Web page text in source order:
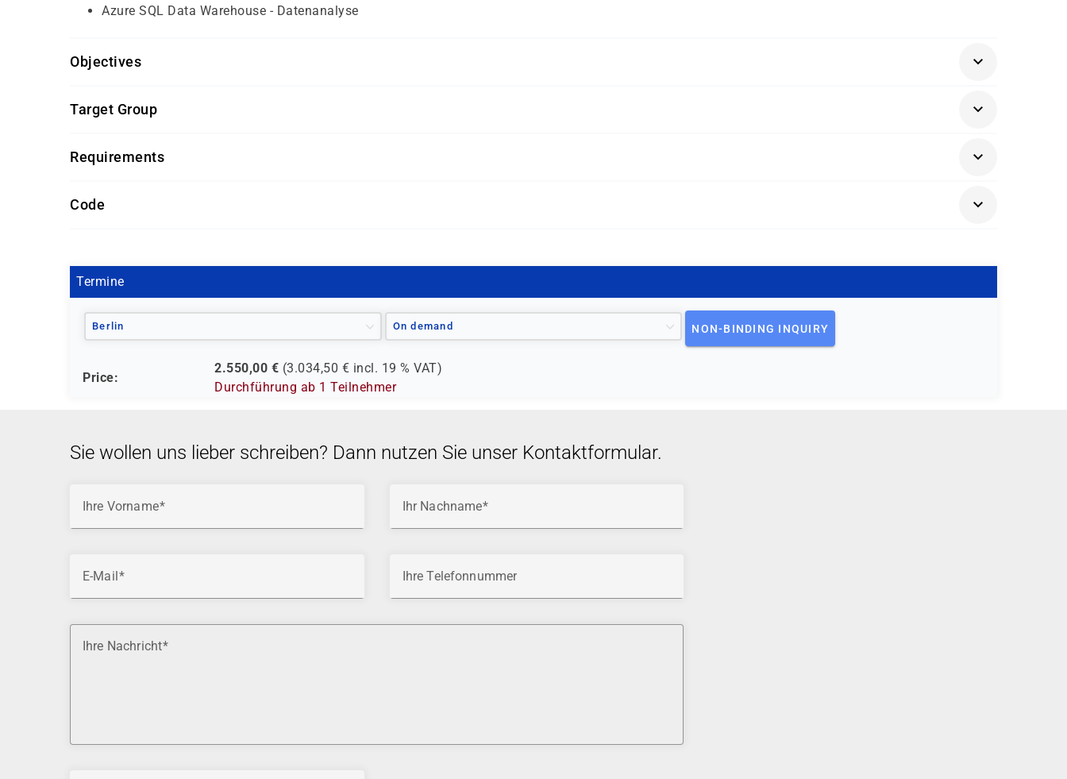
Azure SQL Data Warehouse - Datenanalyse
Objectives
grundlegende Kenntnisse über das Microsoft Windows Betriebssystem und dessen Kernfunktion
Target Group
erfahren möchten.
Requirements
Code
Termine
Berlin On demand NON-BINDING INQUIRY
Price:
2.550,00 € (3.034,50 € incl. 19 % VAT)
Durchführung ab 1 Teilnehmer
Sie wollen uns lieber schreiben? Dann nutzen Sie unser Kontaktformular.
Ihre Vorname Ihr Nachname
E-Mail Ihre Telefonnummer
Ihre Nachricht